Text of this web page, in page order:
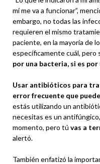
mí me va a funcionar”,
embargo, no todas las
requieren el mismo
paciente, en la mayoría de
específicamente cuál, pero
por una bacteria, si es
Usar antibióticos para
error frecuente que
estás utilizando un
necesitas es un
momento, pero tú vas a
alertó.
También enfatizó la